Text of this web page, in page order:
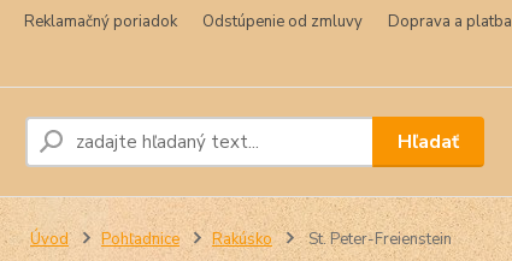
Reklamačný poriadok Odstúpenie od zmluvy Doprava a platba
Hľadať
Úvod Pohľadnice Rakúsko St. Peter-Freienstein